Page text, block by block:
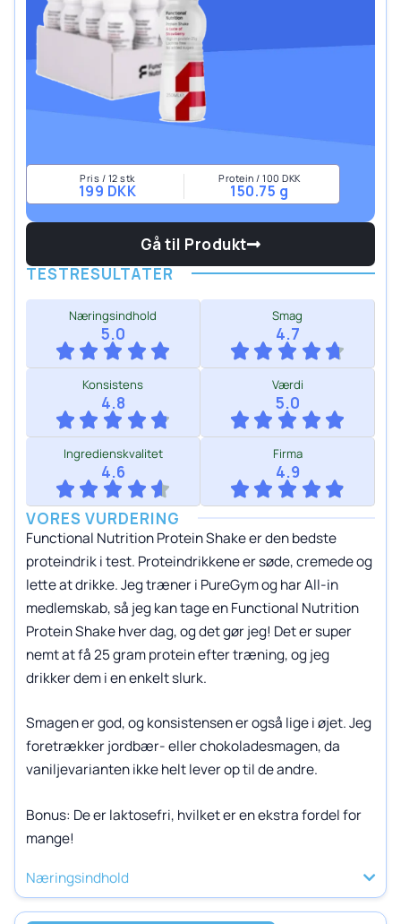
Pris / 12 stk
199 DKK
Protein / 100 DKK
150.75 g
Gå til Produkt
TESTRESULTATER
Næringsindhold
5.0
Smag
4.7
Konsistens
4.8
Værdi
5.0
Ingredienskvalitet
4.6
Firma
4.9
VORES VURDERING
Functional Nutrition Protein Shake er den bedste
proteindrik i test. Proteindrikkene er søde, cremede og
lette at drikke. Jeg træner i PureGym og har All-in
medlemskab, så jeg kan tage en Functional Nutrition
Protein Shake hver dag, og det gør jeg! Det er super
nemt at få 25 gram protein efter træning, og jeg
drikker dem i en enkelt slurk.
Smagen er god, og konsistensen er også lige i øjet. Jeg
foretrækker jordbær- eller chokoladesmagen, da
vaniljevarianten ikke helt lever op til de andre.
Bonus: De er laktosefri, hvilket er en ekstra fordel for
mange!
Næringsindhold